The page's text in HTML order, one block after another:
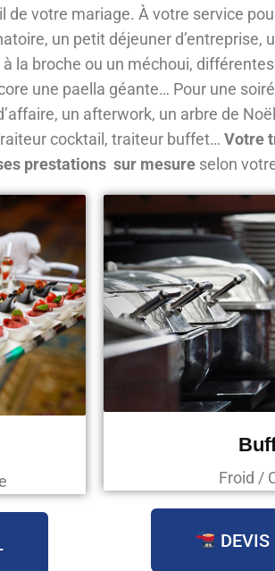
de votre mariage. À votre service
un petit déjeuner d’entreprise,
la broche ou un méchoui,
une paella géante… Pour une
un afterwork, un arbre de
cocktail, traiteur buffet… Votre
prestations sur mesure selon
Froid /
DEVIS